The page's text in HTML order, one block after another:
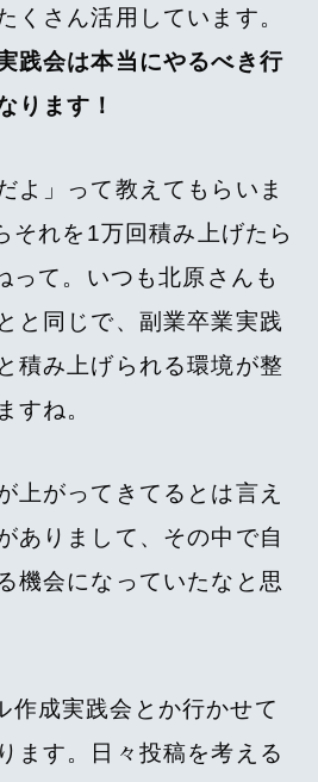
くさん活用しています。
践会は本当にやるべき行
ります！
よ」って教えてもらいま
それを1万回積み上げたら
って。いつも北原さんも
と同じで、副業卒業実践
積み上げられる環境が整
すね。
上がってきてるとは言え
ありまして、その中で自
機会になっていたなと思
成実践会とか行かせて
ます。日々投稿を考える